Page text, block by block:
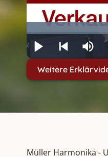
Weitere
Müller Harmonika -